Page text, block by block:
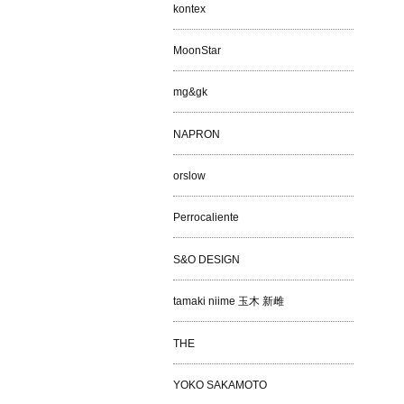
kontex
MoonStar
mg&gk
NAPRON
orslow
Perrocaliente
S&O DESIGN
tamaki niime 玉木 新雌
THE
YOKO SAKAMOTO